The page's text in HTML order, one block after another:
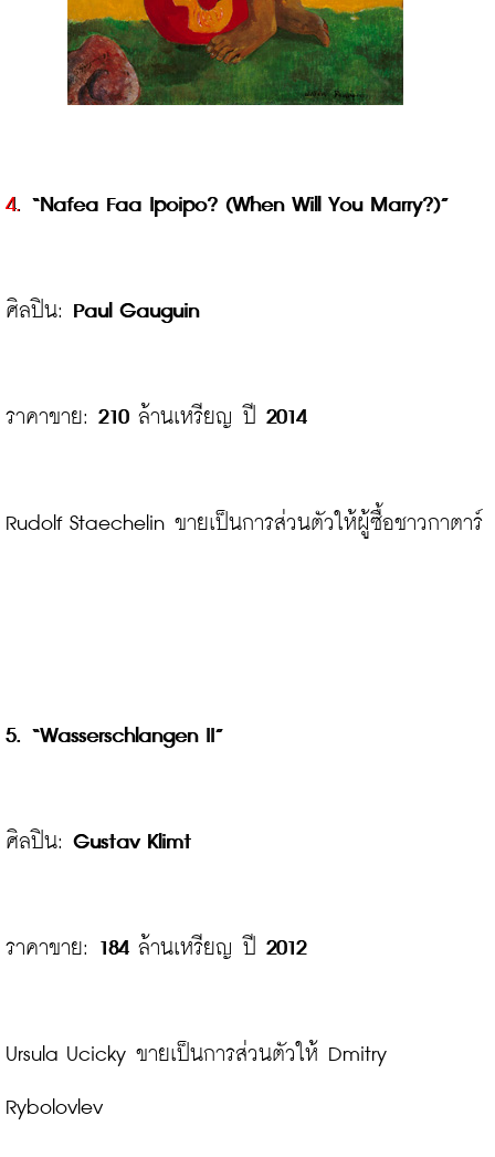
4. “Nafea Faa Ipoipo? (When Will You Marry?)”
ศิลปิน: Paul Gauguin
ราคาขาย: 210 ล้านเหรียญ ปี 2014
Rudolf Staechelin ขายเป็นการส่วนตัวให้ผู้ซื้อชาวกาตาร์
5. “Wasserschlangen II”
ศิลปิน: Gustav Klimt
ราคาขาย: 184 ล้านเหรียญ ปี 2012
Ursula Ucicky ขายเป็นการส่วนตัวให้ Dmitry
Rybolovlev